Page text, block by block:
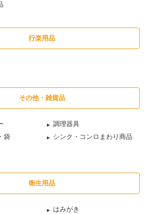
行楽用品
その他・雑貨品
調理器具
袋
シンク・コンロまわり商品
衛生用品
はみがき